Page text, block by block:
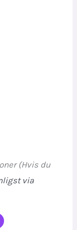
(Hvis du
via